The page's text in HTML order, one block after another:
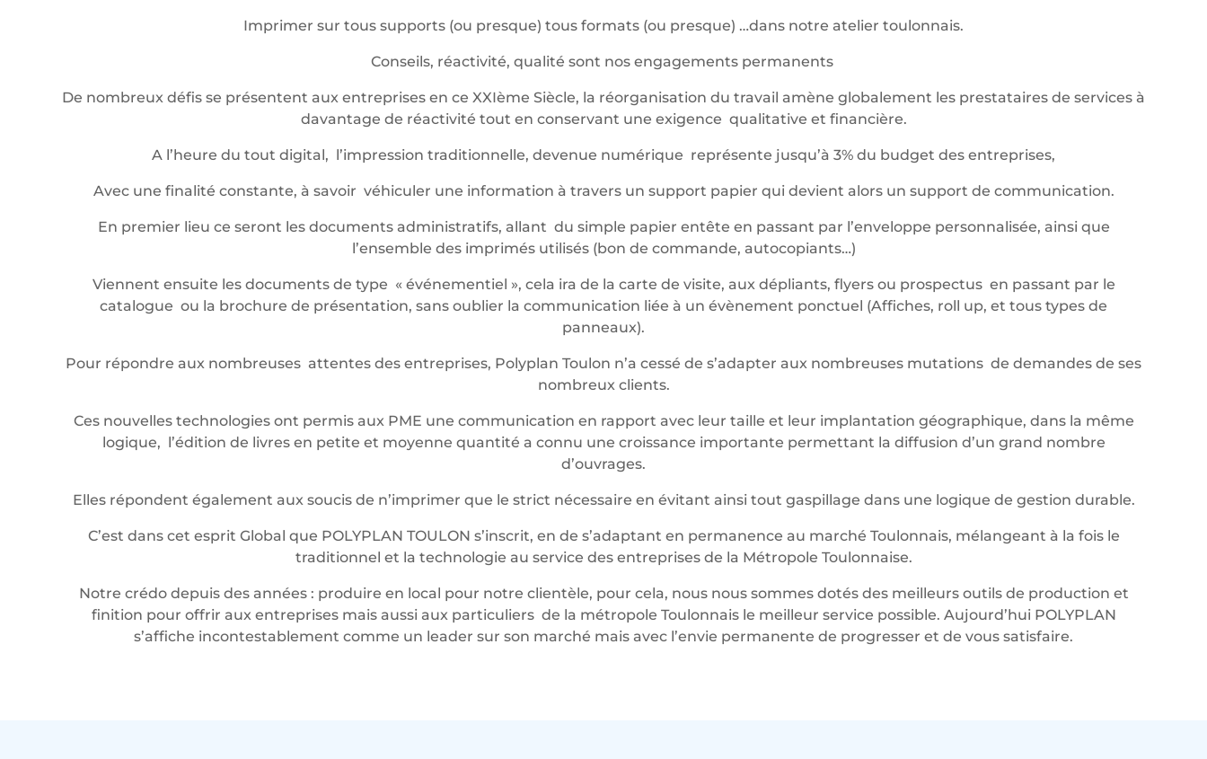
Imprimer sur tous supports (ou presque) tous formats (ou presque) …dans notre atelier toulonnais.
Conseils, réactivité, qualité sont nos engagements permanents
De nombreux défis se présentent aux entreprises en ce XXIème Siècle, la réorganisation du travail amène globalement les prestataires de services à
davantage de réactivité tout en conservant une exigence qualitative et financière.
A l’heure du tout digital, l’impression traditionnelle, devenue numérique représente jusqu’à 3% du budget des entreprises,
Avec une finalité constante, à savoir véhiculer une information à travers un support papier qui devient alors un support de communication.
En premier lieu ce seront les documents administratifs, allant du simple papier entête en passant par l’enveloppe personnalisée, ainsi que
l’ensemble des imprimés utilisés (bon de commande, autocopiants…)
Viennent ensuite les documents de type « événementiel », cela ira de la carte de visite, aux dépliants, flyers ou prospectus en passant par le
catalogue ou la brochure de présentation, sans oublier la communication liée à un évènement ponctuel (Affiches, roll up, et tous types de
panneaux).
Pour répondre aux nombreuses attentes des entreprises, Polyplan Toulon n’a cessé de s’adapter aux nombreuses mutations de demandes de ses
nombreux clients.
Ces nouvelles technologies ont permis aux PME une communication en rapport avec leur taille et leur implantation géographique, dans la même
logique, l’édition de livres en petite et moyenne quantité a connu une croissance importante permettant la diffusion d’un grand nombre
d’ouvrages.
Elles répondent également aux soucis de n’imprimer que le strict nécessaire en évitant ainsi tout gaspillage dans une logique de gestion durable.
C’est dans cet esprit Global que POLYPLAN TOULON s’inscrit, en de s’adaptant en permanence au marché Toulonnais, mélangeant à la fois le
traditionnel et la technologie au service des entreprises de la Métropole Toulonnaise.
Notre crédo depuis des années : produire en local pour notre clientèle, pour cela, nous nous sommes dotés des meilleurs outils de production et
finition pour offrir aux entreprises mais aussi aux particuliers de la métropole Toulonnais le meilleur service possible. Aujourd’hui POLYPLAN
s’affiche incontestablement comme un leader sur son marché mais avec l’envie permanente de progresser et de vous satisfaire.